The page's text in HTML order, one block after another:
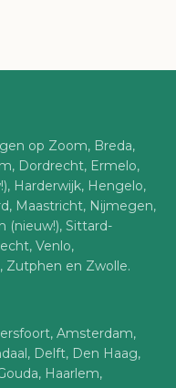
op Zoom, Breda,
Dordrecht, Ermelo,
Harderwijk, Hengelo,
Maastricht, Nijmegen,
(nieuw!), Sittard-
Venlo,
Zutphen en Zwolle.
Amsterdam,
Delft, Den Haag,
Haarlem,